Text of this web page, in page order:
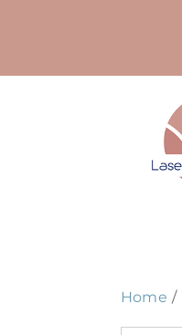
Home